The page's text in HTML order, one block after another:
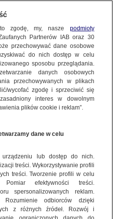
Bielskiem-Białą.
się w szpitalu
dobry!
usług
zgodę, my, nasze podmioty
Partnerów IAB oraz 30
przechowywać dane osobowe
do nich dostęp w celu
sposobu przeglądania.
danych osobowych
przechowywanych w plikach
wycofać zgodę i sprzeciwić się
interes w dowolnym
plików cookie i reklam”.
dane w celu
urządzeniu lub dostęp do nich.
treści. Wykorzystywanie profili
treści. Tworzenie profili w celu
Pomiar efektywności treści.
spersonalizowanych reklam.
Rozumienie odbiorców dzięki
z różnych źródeł. Rozwój i